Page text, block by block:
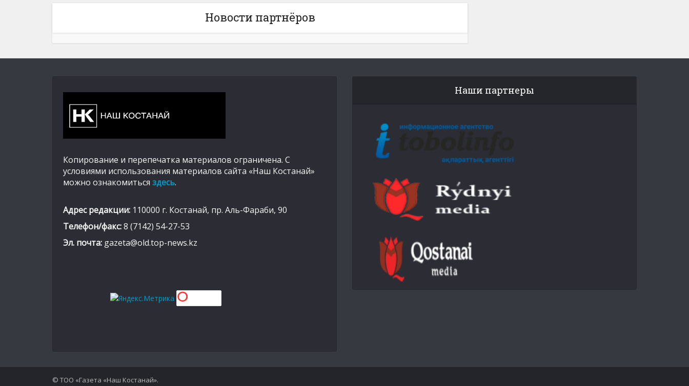
Новости партнёров
Копирование и перепечатка материалов ограничена. С
условиями использования материалов сайта «Наш Костанай»
можно ознакомиться здесь.
Адрес редакции: 110000 г. Костанай, пр. Аль-Фараби, 90
Телефон/факс:8 (7142) 54-27-53
Эл. почта: gazeta@old.top-news.kz
Наши партнеры
© ТОО «Газета «Наш Костанай».